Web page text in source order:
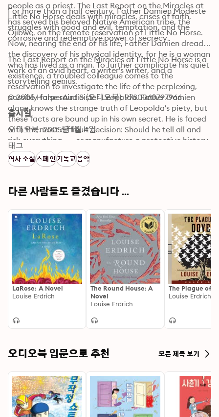
people as a priest. The Last Report on the Miracles at
Little No Horse deals with miracles, crises of faith,
struggles with good and evil, temptation, and the
corrosive and redemptive power of secrecy.
For more than a half century, Father Damien Modeste
has served his beloved Native American tribe, the
Ojibwe, on the remote reservation of Little No Horse.
Now, nearing the end of his life, Father Damien dreads
the discovery of his physical identity, for he is a woman
who has lived as a man. To further complicate his quiet
existence, a troubled colleague comes to the
reservation to investigate the life of the perplexing,
possibly false saint Sister Leopolda. Father Damien
alone knows the strange truth of Leopolda's piety, but
these facts are bound up in his own secret. He is faced
with the most difficult decision: Should he tell all and
risk everything . . . or manufacture a protective history
for Leopolda, though he believes her wonder-working is
motivated solely by evil?
The Last Report on the Miracles at Little No Horse is a
work of an avid heart, a writer's writer, and a
storytelling genius.
© 2005 HarperAudio (오디오북): 9780060797966
출시일
오디오북: 2005년 1월 4일
태그
역사 소설스페인기독교음악
다른 사람들도 즐겼습니다 ...
LaRose: A Novel
Louise Erdrich
The Round House: A
Novel
Louise Erdrich
The Plague of
Louise Erdrich
오디오북 입문으로 추천 모든 제목 보기